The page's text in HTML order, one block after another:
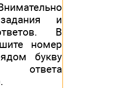
и
В
номер
букву
ответа